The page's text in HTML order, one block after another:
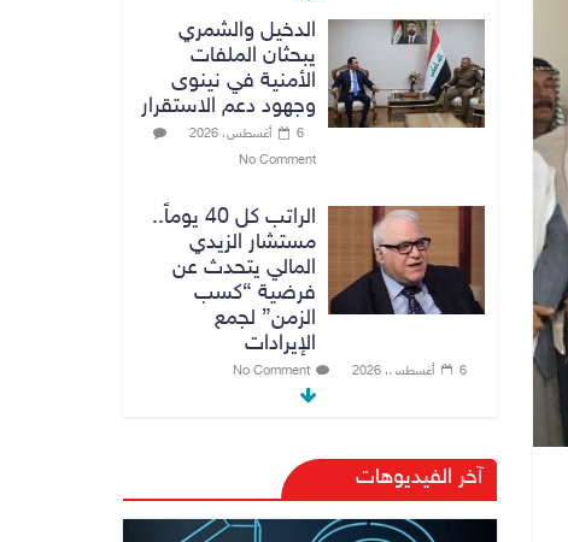
الدخيل والشمري
يبحثان الملفات
الأمنية في نينوى
وجهود دعم الاستقرار
6 أغسطس، 2026
No Comment
الراتب كل 40 يوماً..
مستشار الزيدي
المالي يتحدث عن
فرضية “كسب
الزمن” لجمع
الإيرادات
6 أغسطس، 2026 No Comment
بشأن الوزارات
الشاغرة لحين تسمية
الوزراء
آخر الفيديوهات